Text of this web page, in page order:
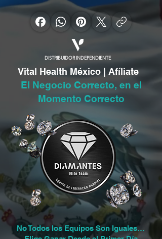
DISTRIBUIDOR INDEPENDIENTE
Vital Health México | Afíliate
El Negocio Correcto, en el
Momento Correcto
No Todos los Equipos Son Iguales…